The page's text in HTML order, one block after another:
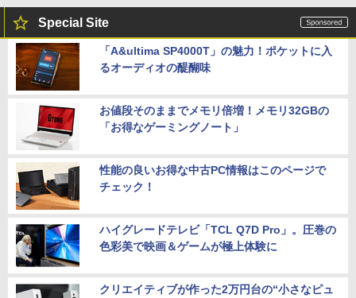
Special Site
「A&ultima SP4000T」の魅力！ポケットに入
るオーディオの醍醐味
お値段そのままでメモリ倍増！メモリ32GBの
「お得なゲーミングノート」
性能の良いお得な中古PC情報はこのページで
チェック！
ハイグレードテレビ「TCL Q7D Pro」。圧巻の
色彩美で映画＆ゲームが極上体験に
クリエイティブが作った2万円台の“小さなピュ